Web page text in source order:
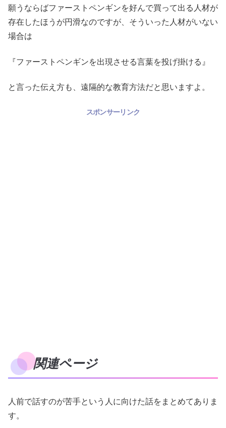
願うならばファーストペンギンを好んで買って出る人材が
存在したほうが円滑なのですが、そういった人材がいない
場合は
『ファーストペンギンを出現させる言葉を投げ掛ける』
と言った伝え方も、遠隔的な教育方法だと思いますよ。
スポンサーリンク
関連ページ
人前で話すのが苦手という人に向けた話をまとめてありま
す。